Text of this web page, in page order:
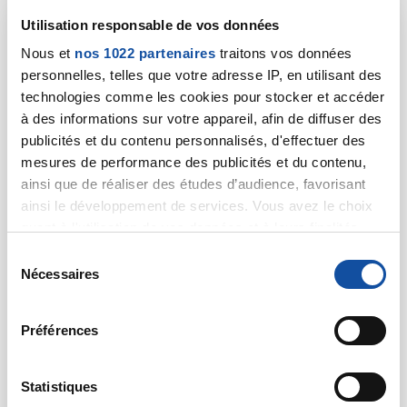
Utilisation responsable de vos données
Nous et nos 1022 partenaires traitons vos données
personnelles, telles que votre adresse IP, en utilisant des
technologies comme les cookies pour stocker et accéder
à des informations sur votre appareil, afin de diffuser des
publicités et du contenu personnalisés, d'effectuer des
mesures de performance des publicités et du contenu,
ainsi que de réaliser des études d’audience, favorisant
ainsi le développement de services. Vous avez le choix
tout moment en consultant la Déclaration relative aux
cookies ou en cliquant sur l'icône de confidentialité.
Si vous le permettez, nous aimerions également :
géographique qui peuvent être précises à plusieurs
Nécessaires
Préférences
Statistiques